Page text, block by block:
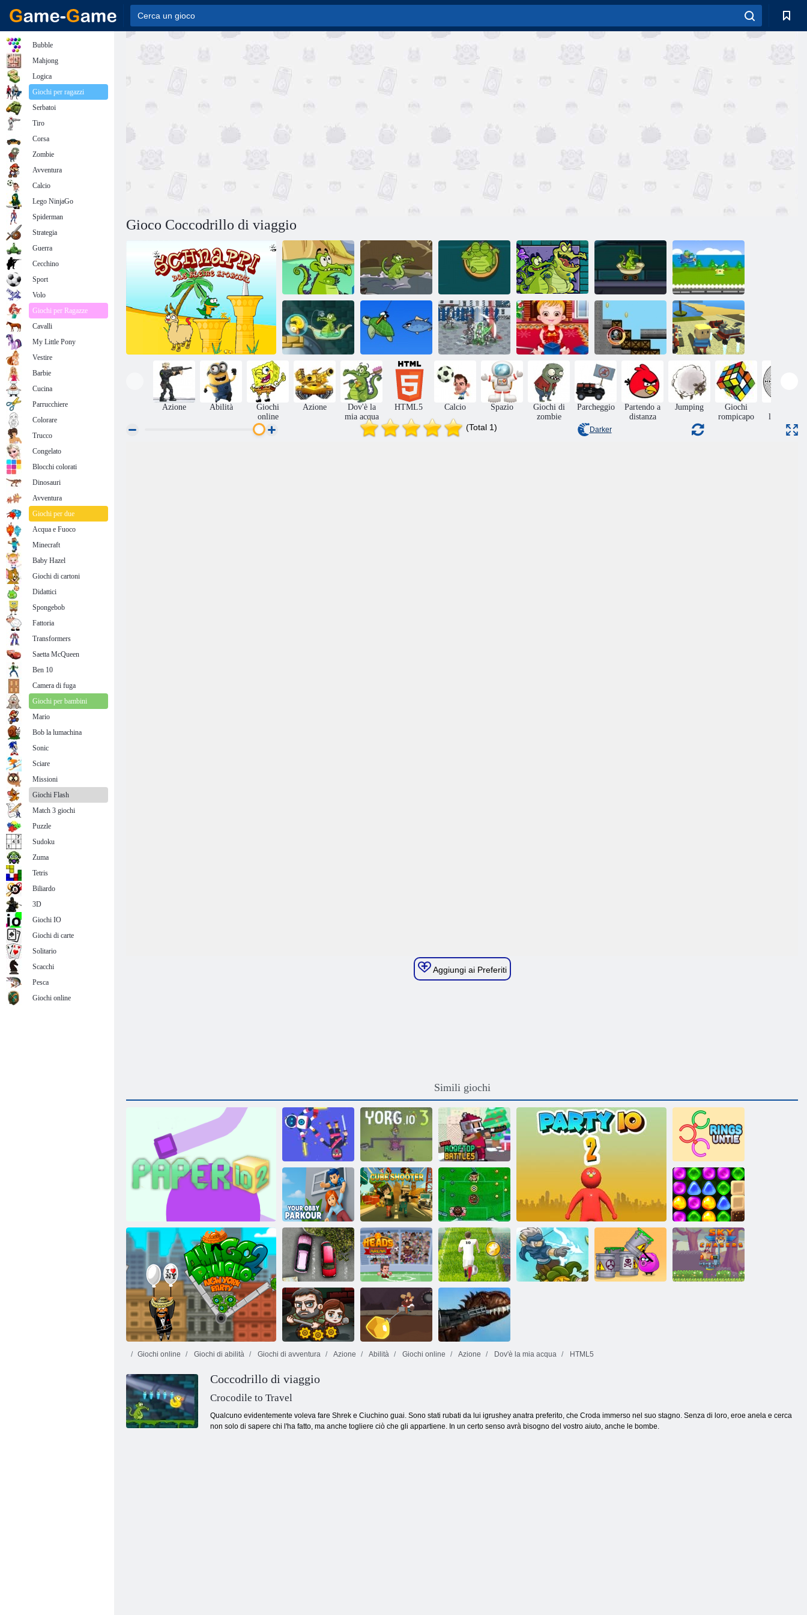
Gioco Coccodrillo di viaggio
Dov'è la mia
acqua: Gara di
motoscafi
paludosa
Parkour:
Crocodile
Crocodile amore
anatra
Dov'è la mia
acqua 2: Dove è
la mia anatra?
Swampy, go-go-
go!
Dov'è la mia
acqua?
Combattere aerei
Dov'è la mia
anatra?
Pesca Swampy Feudalesimo 3
Baby Hazel
Christmas Time
Inferno
Kogama Crea la
tua casa
Azione Abilità
Giochi
online
Azione
Dov'è la
mia acqua
HTML5 Calcio Spazio
Giochi di
zombie
Parcheggio
Partendo a
distanza
Jumping
Giochi
rompicapo
labirinto
(Total 1) Darker
Aggiungi ai Preferiti
Simili giochi
Carta. io 2
Ragdoll. io Yorg. io 3
Battaglie sul
tetto di Natale
Gli anelli si
sciolgono
Il tuo Obby
Parkour
Sparatutto a cubi Leg Cinco
Torna a
Candyland 4:
Lollipop Garden
Parcheggio furia
Teste Arena
Euro Calcio
Euro Soccer
Sprint
Gli ultimi
sopravvissuti
Giochi online Giochi di abilità Giochi di avventura Azione Abilità Giochi online Azione Dov'è la mia acqua HTML5
Coccodrillo di viaggio
Crocodile to Travel
Qualcuno evidentemente voleva fare Shrek e Ciuchino guai. Sono stati rubati da lui igrushey anatra preferito, che Croda immerso nel suo stagno. Senza di loro, eroe anela e cerca
non solo di sapere chi l'ha fatto, ma anche togliere ciò che gli appartiene. In un certo senso avrà bisogno del vostro aiuto, anche le bombe.
Bubble
Mahjong
Logica
Giochi per ragazzi
Serbatoi
Tiro
Corsa
Zombie
Avventura
Calcio
Lego NinjaGo
Spiderman
Strategia
Guerra
Cecchino
Sport
Volo
Giochi per Ragazze
Cavalli
My Little Pony
Vestire
Barbie
Cucina
Parrucchiere
Colorare
Trucco
Congelato
Blocchi colorati
Dinosauri
Avventura
Giochi per due
Acqua e Fuoco
Minecraft
Baby Hazel
Giochi di cartoni
Didattici
Spongebob
Fattoria
Transformers
Saetta McQueen
Ben 10
Camera di fuga
Giochi per bambini
Mario
Bob la lumachina
Sonic
Sciare
Missioni
Giochi Flash
Match 3 giochi
Puzzle
Sudoku
Zuma
Tetris
Biliardo
3D
Giochi IO
Giochi di carte
Solitario
Scacchi
Pesca
Giochi online